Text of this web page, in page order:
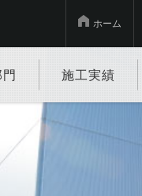
ホーム
施工実績